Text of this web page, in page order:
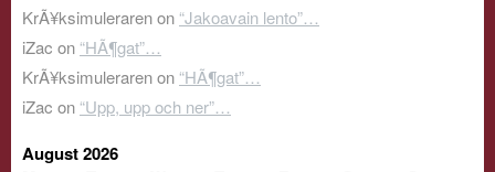
KrÃ¥ksimulerarenon “Jakoavain lento”…
iZac on “HÃ¶gat”…
KrÃ¥ksimulerarenon “HÃ¶gat”…
iZac on “Upp, upp och ner”…
August 2026